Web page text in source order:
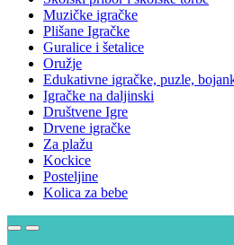
Muzičke igračke
Plišane Igračke
Guralice i šetalice
Oružje
Edukativne igračke, puzle,
Igračke na daljinski
Društvene Igre
Drvene igračke
Za plažu
Kockice
Posteljine
Kolica za bebe